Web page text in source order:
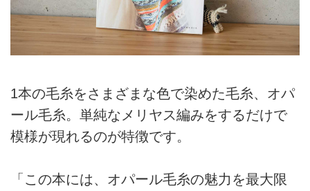
1本の毛糸をさまざまな色で染めた毛糸、オパ
ール毛糸。単純なメリヤス編みをするだけで
模様が現れるのが特徴です。
「この本には、オパール毛糸の魅力を最大限